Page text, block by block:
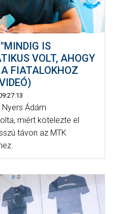
IS
VOLT, AHOGY
FIATALOKHOZ
Ádám
miért kötelezte el
távon az MTK